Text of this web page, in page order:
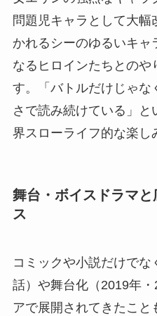
問題児キャラとして大
かれるシーのゆるいキ
なるヒロインたちとのや
す。「バトルだけじゃな
さで読み続けている」
界スローライフ的な楽し
舞台・ボイスドラマ
ス
コミックや小説だけで
話）や舞台化（2019年
アで展開されてきたこと